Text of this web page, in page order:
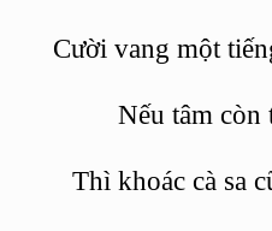
Cười vang một ti
Nếu tâm còn
Thì khoác cà sa